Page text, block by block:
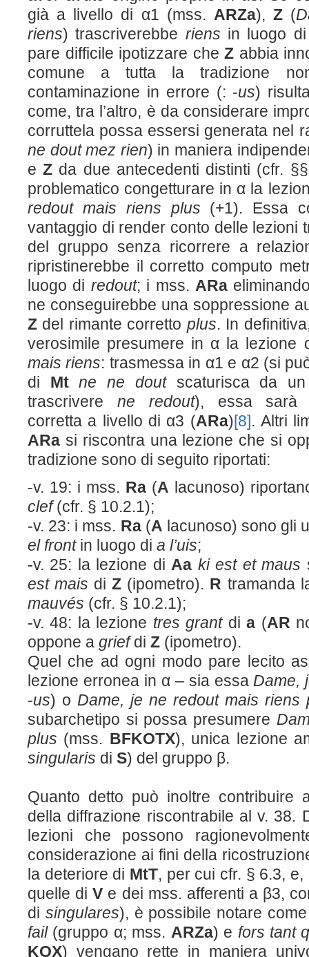
già a livello di α1 (mss. ARZa),Z (
riens) trascriverebbe riens in luogo
pare difficile ipotizzare cheZ abbia
comune a tutta la tradizione
contaminazione in errore (: -us)
come, tra l’altro, è da considerare
corruttela possa essersi generata nel
ne dout mez rien) in maniera
eZ da due antecedenti distinti (cfr.
problematico congetturare in α la
redout mais riens plus (+1). Essa
vantaggio di render conto delle lezioni
del gruppo senza ricorrere a
ripristinerebbe il corretto computo
luogo di redout; i mss.ARa
ne conseguirebbe una soppressione
Z del rimante corretto plus. In
verosimile presumere in α la lezione
mais riens: trasmessa in α1 e α2 (si
di Mt ne ne dout scaturisca da
trascrivere ne redout), essa sarà
corretta a livello di α3 (ARa)[8]. Altri
ARa si riscontra una lezione che si
tradizione sono di seguito riportati:
-v. 19: i mss. Ra (A lacunoso)
clef(cfr. § 10.2.1);
-v. 23: i mss. Ra (A lacunoso) sono gli
el front in luogo di a l’uis;
-v. 25: la lezione di Aa ki est et maus
est mais diZ (ipometro). R tramanda
mauvés (cfr. § 10.2.1);
-v. 48: la lezione tres grant dia (AR
oppone a griefdi Z (ipometro).
Quel che ad ogni modo pare lecito
lezione erronea in α – sia essa Dame,
-us) o Dame, je ne redout mais riens
subarchetipo si possa presumere
plus (mss. BFKOTX), unica lezione
singularis di S) del gruppo β.
Quanto detto può inoltre contribuire
della diffrazione riscontrabile al v. 38.
lezioni che possono
considerazione ai fini della
la deteriore di MtT, per cui cfr. § 6.3,
quelle diV e dei mss. afferenti a β3,
di singulares), è possibile notare
fail (gruppo α; mss. ARZa) e fors tant
KOX) vengano rette in maniera